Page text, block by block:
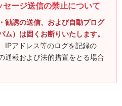
ージ送信の禁止について
勧誘の送信、および自動プログ
）は固くお断りいたします。
IPアドレス等のログを記録の
通報および法的措置をとる場合